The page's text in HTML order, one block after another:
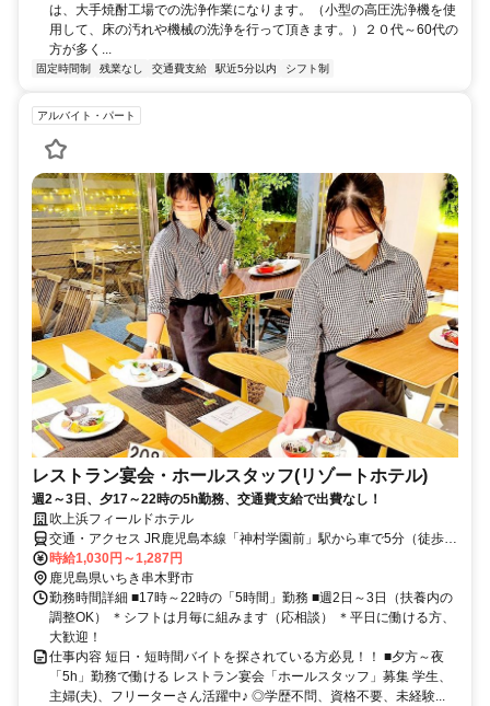
は、大手焼酎工場での洗浄作業になります。（小型の高圧洗浄機を使
用して、床の汚れや機械の洗浄を行って頂きます。）２０代～60代の
方が多く...
固定時間制 残業なし 交通費支給 駅近5分以内 シフト制
アルバイト・パート
レストラン宴会・ホールスタッフ(リゾートホテル)
週2～3日、夕17～22時の5h勤務、交通費支給で出費なし！
吹上浜フィールドホテル
交通・アクセス JR鹿児島本線「神村学園前」駅から車で5分（徒歩
15分）
時給1,030円～1,287円
鹿児島県いちき串木野市
勤務時間詳細 ■17時～22時の「5時間」勤務 ■週2日～3日（扶養内の
調整OK） ＊シフトは月毎に組みます（応相談） ＊平日に働ける方、
大歓迎！
仕事内容 短日・短時間バイトを探されている方必見！！ ■夕方～夜
「5h」勤務で働ける レストラン宴会「ホールスタッフ」募集 学生、
主婦(夫)、フリーターさん活躍中♪ ◎学歴不問、資格不要、未経験...